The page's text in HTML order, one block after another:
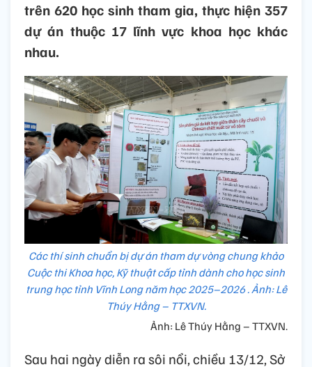
trên 620 học sinh tham gia, thực hiện 357
dự án thuộc 17 lĩnh vực khoa học khác
nhau.
Các thí sinh chuẩn bị dự án tham dự vòng chung khảo
Cuộc thi Khoa học, Kỹ thuật cấp tỉnh dành cho học sinh
trung học tỉnh Vĩnh Long năm học 2025–2026 . Ảnh: Lê
Thúy Hằng – TTXVN.
Ảnh: Lê Thúy Hằng – TTXVN.
Sau hai ngày diễn ra sôi nổi, chiều 13/12, Sở